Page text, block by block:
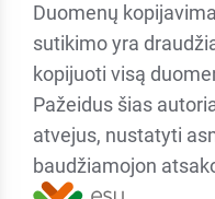
Duomenų
sutikimo yra
kopijuoti visą
Pažeidus šias
atvejus, nustatyti
baudžiamojon